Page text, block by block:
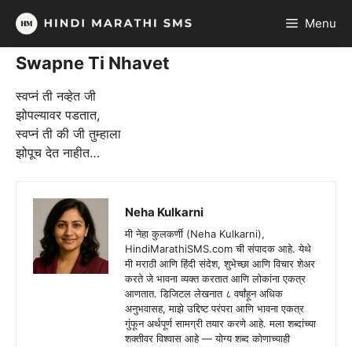
Skip
content
Menu
Swapne Ti Nhavet
स्वप्नं ती नव्हेत जी
झोपल्यावर पडतात,
स्वप्नं ती की जी तुम्हाला
झोपूच देत नाहीत…
Neha Kulkarni
मी नेहा कुलकर्णी (Neha Kulkarni),
HindiMarathiSMS.com ची संपादक आहे. येथे
मी मराठी आणि हिंदी संदेश, शुभेच्छा आणि विचार शेअर
करते जे भावना व्यक्त करतात आणि लोकांना एकत्र
आणतात. डिजिटल लेखनात ८ वर्षांहून अधिक
अनुभवासह, माझे उद्दिष्ट परंपरा आणि भावना एकत्र
गुंफून अर्थपूर्ण सामग्री तयार करणे आहे. मला शब्दांच्या
शक्तीवर विश्वास आहे — योग्य शब्द कोणाच्याही